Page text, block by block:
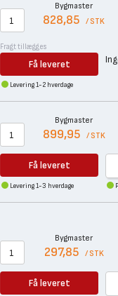
Bygmaster
828,85 / STK
Fragt tillægges
Få leveret
Levering 1-2 hverdage
Bygmaster
899,95 / STK
Få leveret
Levering 1-3 hverdage
Bygmaster
297,85 / STK
Få leveret